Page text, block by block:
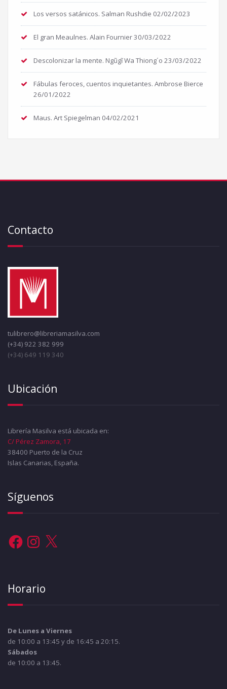
Los versos satánicos. Salman Rushdie 02/02/2023
El gran Meaulnes. Alain Fournier30/03/2022
Descolonizar la mente. Ngũgĩ Wa Thiong´o 23/03/2022
Fábulas feroces, cuentos inquietantes. Ambrose Bierce
26/01/2022
Maus. Art Spiegelman 04/02/2021
Contacto
tulibrero@libreriamasilva.com
(+34) 922 382 999
(+34) 649 119 340
Ubicación
Librería Masilva está ubicada en:
C/ Pérez Zamora, 17
38400 Puerto de la Cruz
Islas Canarias, España.
Síguenos
FacebookInstagram
X
Horario
De Lunes a Viernes
de 10:00 a 13:45 y de 16:45 a 20:15.
Sábados
de 10:00 a 13:45.